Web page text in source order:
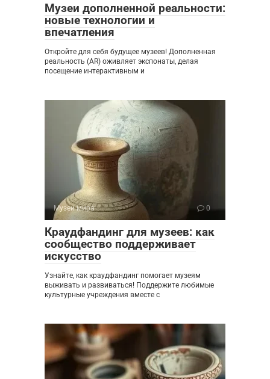
Музеи дополненной реальности:
новые технологии и
впечатления
Откройте для себя будущее музеев! Дополненная
реальность (AR) оживляет экспонаты, делая
посещение интерактивным и
Музеи мира 0
Краудфандинг для музеев: как
сообщество поддерживает
искусство
Узнайте, как краудфандинг помогает музеям
выживать и развиваться! Поддержите любимые
культурные учреждения вместе с